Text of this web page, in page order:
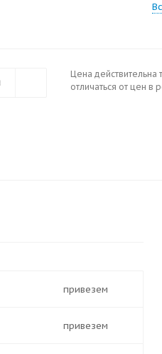
Цена действительна
отличаться от цен в
Привезем
Привезем